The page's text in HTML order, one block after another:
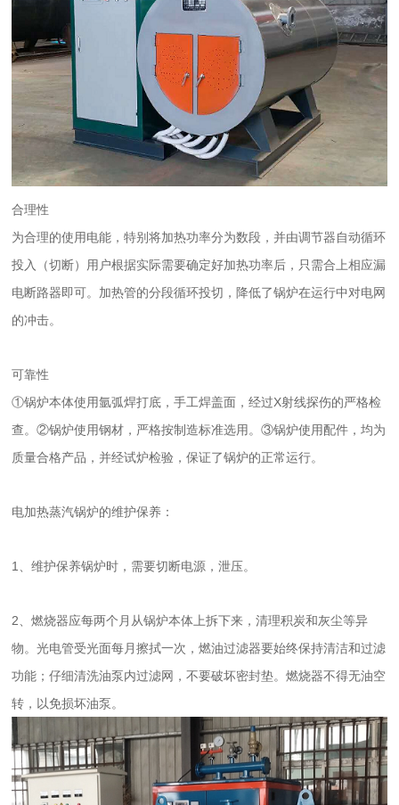
合理性
为合理的使用电能，特别将加热功率分为数段，并由调节器自动循环
投入（切断）用户根据实际需要确定好加热功率后，只需合上相应漏
电断路器即可。加热管的分段循环投切，降低了锅炉在运行中对电网
的冲击。
可靠性
①锅炉本体使用氩弧焊打底，手工焊盖面，经过X射线探伤的严格检
查。②锅炉使用钢材，严格按制造标准选用。③锅炉使用配件，均为
质量合格产品，并经试炉检验，保证了锅炉的正常运行。
电加热蒸汽锅炉的维护保养：
1、维护保养锅炉时，需要切断电源，泄压。
2、燃烧器应每两个月从锅炉本体上拆下来，清理积炭和灰尘等异
物。光电管受光面每月擦拭一次，燃油过滤器要始终保持清洁和过滤
功能；仔细清洗油泵内过滤网，不要破坏密封垫。燃烧器不得无油空
转，以免损坏油泵。